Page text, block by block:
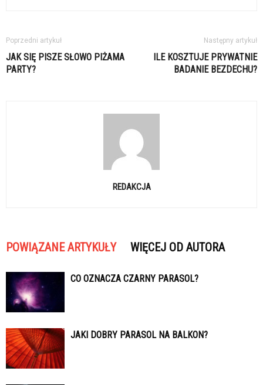
Poprzedni artykuł
JAK SIĘ PISZE SŁOWO PIŻAMA
PARTY?
Następny artykuł
ILE KOSZTUJE PRYWATNIE
BADANIE BEZDECHU?
REDAKCJA
POWIĄZANE ARTYKUŁY WIĘCEJ OD AUTORA
CO OZNACZA CZARNY PARASOL?
JAKI DOBRY PARASOL NA BALKON?